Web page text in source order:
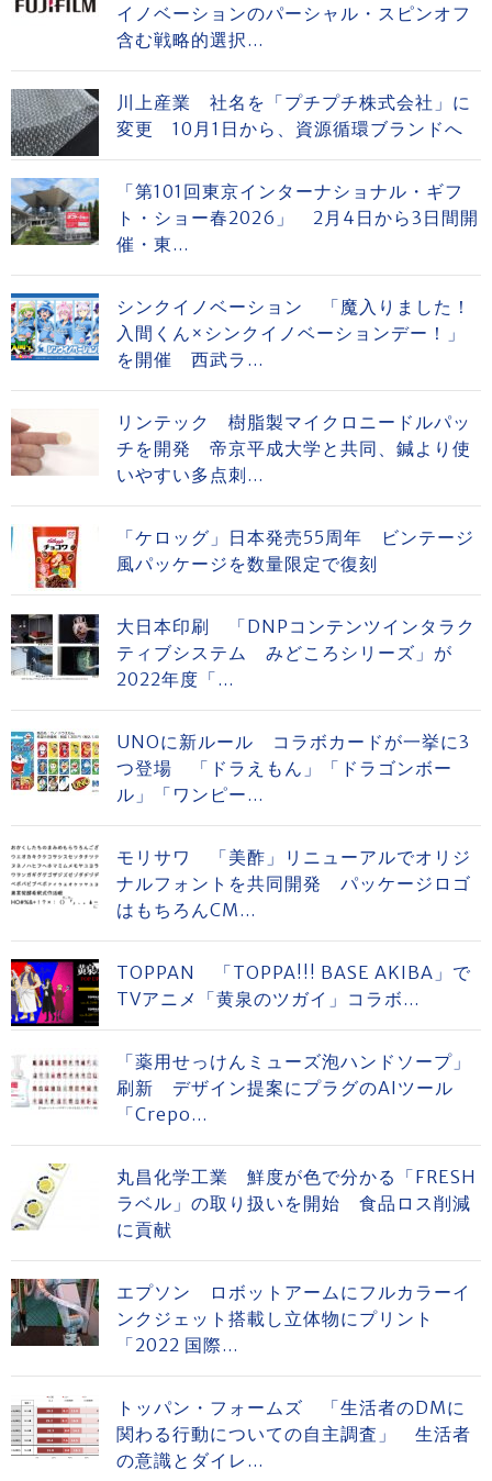
イノベーションのパーシャル・スピンオフ
含む戦略的選択...
川上産業 社名を「プチプチ株式会社」に
変更 10月1日から、資源循環ブランドへ
「第101回東京インターナショナル・ギフ
ト・ショー春2026」 2月4日から3日間開
催・東...
シンクイノベーション 「魔入りました！
入間くん×シンクイノベーションデー！」
を開催 西武ラ...
リンテック 樹脂製マイクロニードルパッ
チを開発 帝京平成大学と共同、鍼より使
いやすい多点刺...
「ケロッグ」日本発売55周年 ビンテージ
風パッケージを数量限定で復刻
大日本印刷 「DNPコンテンツインタラク
ティブシステム みどころシリーズ」が
2022年度「...
UNOに新ルール コラボカードが一挙に3
つ登場 「ドラえもん」「ドラゴンボー
ル」「ワンピー...
モリサワ 「美酢」リニューアルでオリジ
ナルフォントを共同開発 パッケージロゴ
はもちろんCM...
TOPPAN 「TOPPA!!! BASE AKIBA」で
TVアニメ「黄泉のツガイ」コラボ...
「薬用せっけんミューズ泡ハンドソープ」
刷新 デザイン提案にプラグのAIツール
「Crepo...
丸昌化学工業 鮮度が色で分かる「FRESH
ラベル」の取り扱いを開始 食品ロス削減
に貢献
エプソン ロボットアームにフルカラーイ
ンクジェット搭載し立体物にプリント
「2022 国際...
トッパン・フォームズ 「生活者のDMに
関わる行動についての自主調査」 生活者
の意識とダイレ...